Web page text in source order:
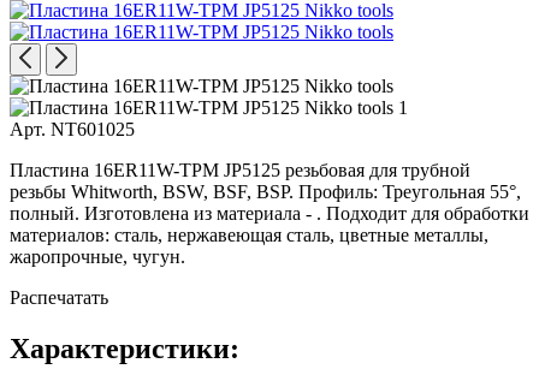
Арт. NT601025
Пластина 16ER11W-TPM JP5125 резьбовая для трубной
резьбы Whitworth, BSW, BSF, BSP. Профиль: Треугольная 55°,
полный. Изготовлена из материала - . Подходит для обработки
материалов: сталь, нержавеющая сталь, цветные металлы,
жаропрочные, чугун.
Распечатать
Характеристики: